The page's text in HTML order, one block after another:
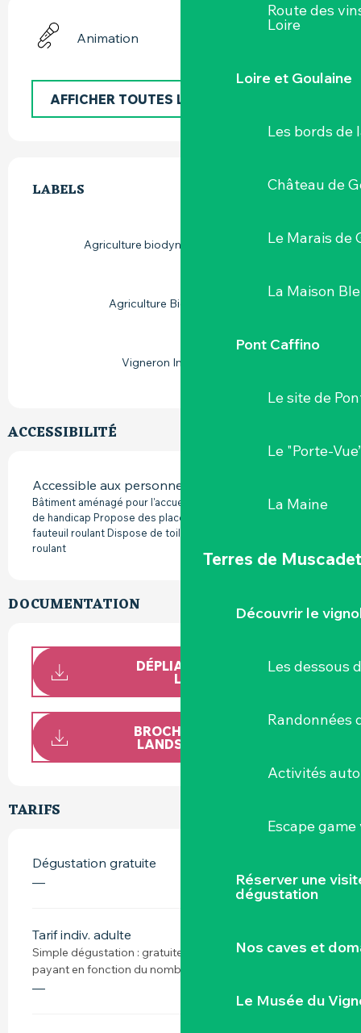
Route des
Loire
Loire et Goulaine
Les bords de
Château de
Le Marais de
La Maison
Pont Caffino
Le site de
Le "Porte-
La Maine
Terres de Muscadet
Découvrir le
Les dessous
Randonnées
Activités
Escape
Réserver une
dégustation
Nos caves et
Le Musée du
Animation
AFFICHER TOUTES LES PRESTATIONS
LABELS
LABELS
Agriculture biodynamique (Demeter)
Agriculture Biologique (AB)
Vigneron Indépendant
ACCESSIBILITÉ
Accessible aux personnes à mobilité réduite
Bâtiment aménagé pour l'accueil de personnes en situation
de handicap Propose des places assises accessibles en
fauteuil roulant Dispose de toilettes accessibles en fauteuil
roulant
DOCUMENTATION
DÉPLIANT DOMAINES
LANDRON
BROCHURE (8 1/2 X 11,
LANDSCAPE, 2-FOLD)
TARIFS
Dégustation gratuite
—
Tarif indiv. adulte
Simple dégustation : gratuite Visite + dégustation :
payant en fonction du nombre de personnes
—